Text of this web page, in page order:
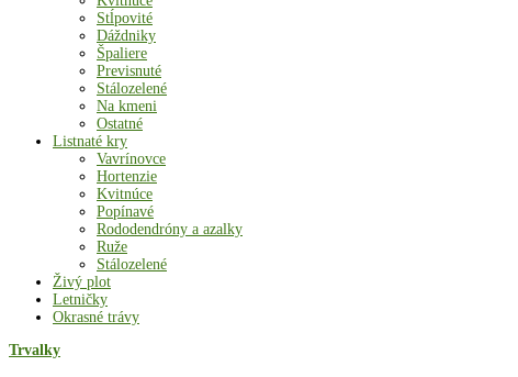
Stĺpovité
Dáždniky
Špaliere
Previsnuté
Stálozelené
Na kmeni
Ostatné
Listnaté kry
Vavrínovce
Hortenzie
Kvitnúce
Popínavé
Rododendróny a azalky
Ruže
Stálozelené
Živý plot
Letničky
Okrasné trávy
Trvalky